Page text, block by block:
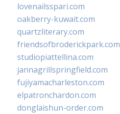
lovenailsspari.com
oakberry-kuwait.com
quartzliterary.com
friendsofbroderickpark.com
studiopiattellina.com
jannagrillspringfield.com
fujiyamacharleston.com
elpatronchardon.com
donglaishun-order.com